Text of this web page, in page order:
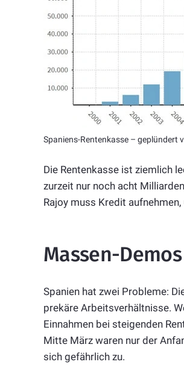
Spaniens-Rentenkasse – geplündert
Die Rentenkasse ist ziemlich
zurzeit nur noch acht
Rajoy muss Kredit
Massen-
Spanien hat zwei Probleme:
prekäre Arbeitsverhältnisse.
Einnahmen bei steigenden
Mitte März waren nur der
sich gefährlich zu.